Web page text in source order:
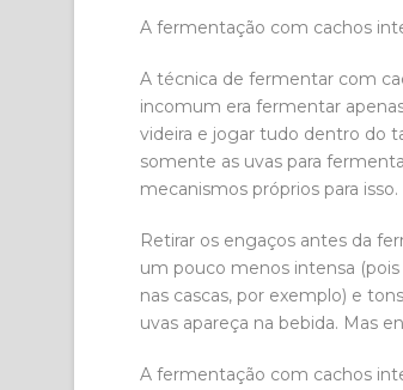
A fermentação com cachos
A técnica de fermentar com
incomum era fermentar
videira e jogar tudo dentro do
somente as uvas para
mecanismos próprios para isso.
Retirar os engaços antes da
um pouco menos intensa
nas cascas, por exemplo) e
uvas apareça na bebida. Mas
A fermentação com cachos